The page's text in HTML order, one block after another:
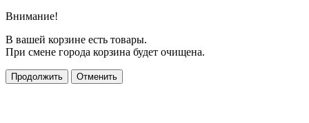
Внимание!
В вашей корзине есть товары.
При смене города корзина будет очищена.
Продолжить Отменить